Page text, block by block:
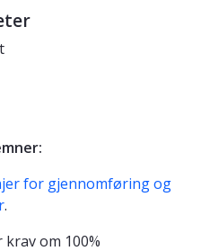
for gjennomføring og
.
om 100%